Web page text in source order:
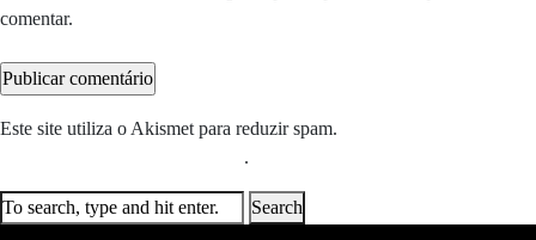
comentar.
Este site utiliza o Akismet para reduzir spam.
.
Search